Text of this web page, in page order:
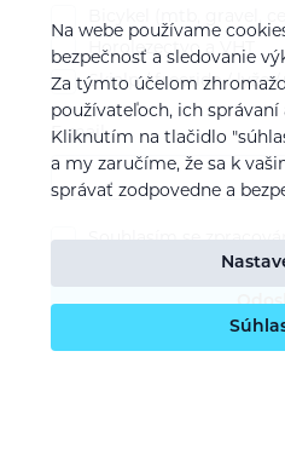
Horolezectvo a VHT
Skialp / freeride / lyže /
E-mail
Souhlasím se
Na webe používame
bezpečnosť a sledovanie
Za týmto účelom
používateľoch, ich správaní
Kliknutím na tlačidlo
a my zaručíme, že sa k
správať zodpovedne a